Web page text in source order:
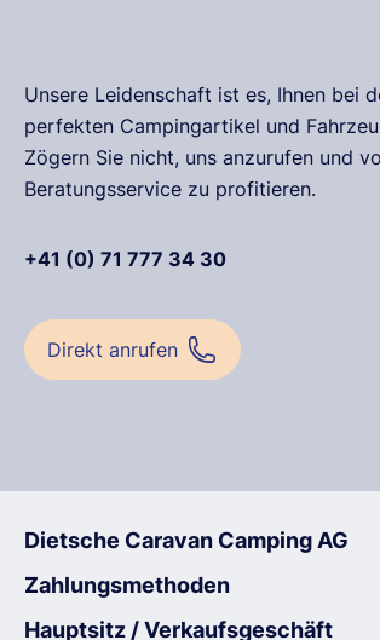
Unsere Leidenschaft ist es, Ihnen bei
perfekten Campingartikel und
Zögern Sie nicht, uns anzurufen und
Beratungsservice zu profitieren.
+41 (0) 71 777 34 30
Direkt anrufen
Dietsche Caravan Camping AG
Zahlungsmethoden
Hauptsitz / Verkaufsgeschäft